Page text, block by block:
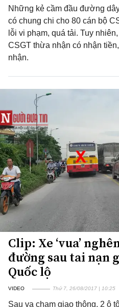
Những kẻ cầm đầu đường
có chung chi cho 80 cán bộ
lỗi vi phạm, quá tải. Tuy
CSGT thừa nhận có nhận
nhận.
Clip: Xe ‘vua’
đường sau tai nạn
Quốc lộ
VIDEO Thứ 7, 26/08/2017 | 10:25
Sau va chạm giao thông, 2 ô